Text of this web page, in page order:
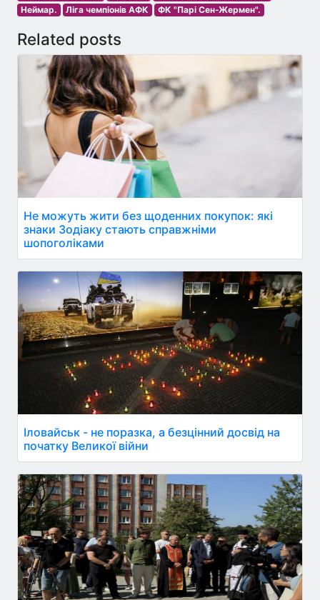
Неймар.
Ліга чемпіонів АФК ФК "Парі Сен-Жермен".
Related posts
Не можуть жити без щоденних покупок: які
знаки Зодіаку стають справжніми
шопоголіками
Іловайськ - не поразка, а безцінний досвід на
початку Великої війни